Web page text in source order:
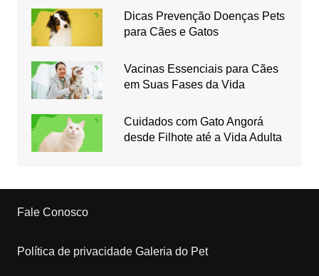
Dicas Prevenção Doenças Pets
para Cães e Gatos
Vacinas Essenciais para Cães
em Suas Fases da Vida
Cuidados com Gato Angorá
desde Filhote até a Vida Adulta
Fale Conosco
Política de privacidade Galeria do Pet